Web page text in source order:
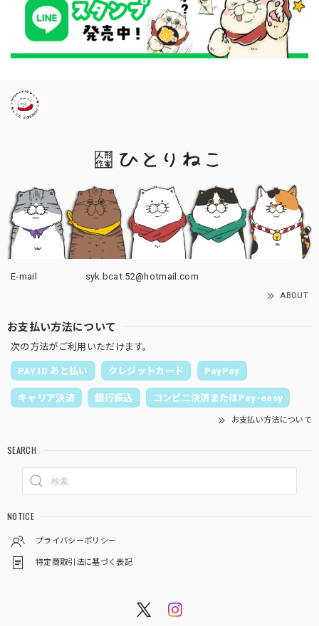
E-mail syk.bcat.52@hotmail.com
ABOUT
お支払い方法について
次の方法がご利用いただけます。
PAY ID あと払い クレジットカード PayPay
キャリア決済 銀行振込 コンビニ決済またはPay-easy
お支払い方法について
SEARCH
NOTICE
プライバシーポリシー
特定商取引法に基づく表記